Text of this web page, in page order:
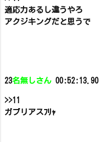
適応力あるし違うやろ
アクジキングだと思うで
23名無しさん 00:52:13.90
>>11
ガブリアスﾌﾘｬ